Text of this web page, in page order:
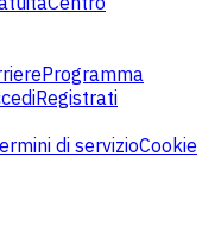
Programma
Registrati
di servizioCookie